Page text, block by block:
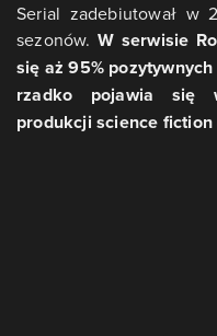
Serial zadebiutował w
sezonów.W serwisie
się aż 95%
rzadko pojawia się
produkcji science